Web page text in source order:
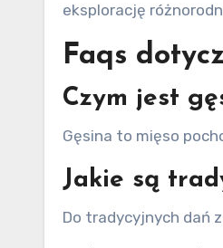
eksplorację
Faqs
Czym jest
Gęsina to mięso
Jakie są
Do tradycyjnych dań